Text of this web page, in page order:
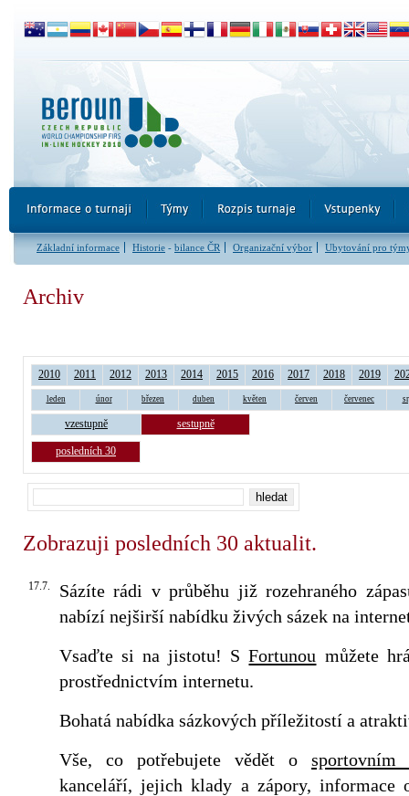
Základní informace Historie - bilance ČR Organizační výbor Ubytování pro
Archiv
2010 2011 2012 2013 2014 2015 2016 2017 2018 2019
leden únor březen duben květen červen červenec
vzestupně sestupně
posledních 30
Zobrazuji posledních 30 aktualit.
17.7.
Sázíte rádi v průběhu již rozehraného
nabízí nejširší nabídku živých sázek na
Vsaďte si na jistotu! SFortunou můžete
prostřednictvím internetu.
Bohatá nabídka sázkových příležitostí a
Vše, co potřebujete vědět o sportovním
kanceláří, jejich klady a zápory, informace